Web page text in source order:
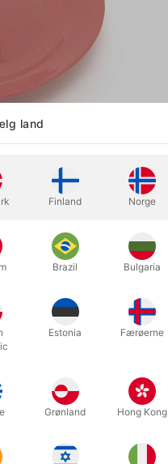
land
Finland Norge
Brazil Bulgaria
Estonia Færøerne
Grønland Hong Kong